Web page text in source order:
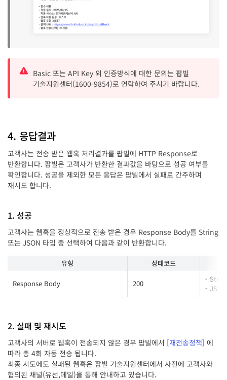
Basic 또는 API Key 외 인증방식에 대한 문의는 팝빌
기술지원센터(1600-9854)로 연락하여 주시기 바랍니다.
4. 응답결과
고객사는 전송 받은 웹훅 처리결과를 팝빌에 HTTP Response로
반환합니다. 팝빌은 고객사가 반환한 결과값을 바탕으로 성공 여부를
확인합니다. 성공을 제외한 모든 응답은 팝빌에서 실패로 간주하며
재시도 합니다.
1. 성공
고객사는 웹훅을 정상적으로 전송 받은 경우 Response Body를 String
또는 JSON 타입 중 선택하여 다음과 같이 반환합니다.
유형 상태코드
Response Body 200
-
-
2. 실패 및 재시도
고객사의 서버로 웹훅이 전송되지 않은 경우 팝빌에서 [재전송정책] 에
따라 총 4회 자동 전송 됩니다.
최종 시도에도 실패된 웹훅은 팝빌 기술지원센터에서 사전에 고객사와
협의된 채널(유선,메일)을 통해 안내하고 있습니다.